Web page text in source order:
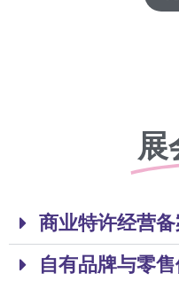
展
商业特许经营
自有品牌与零